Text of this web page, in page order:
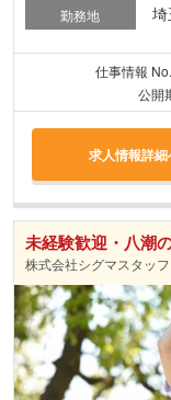
勤務地
仕事情報
公開
求人情報詳細
未経験歓迎・八潮
株式会社シグマスタッ